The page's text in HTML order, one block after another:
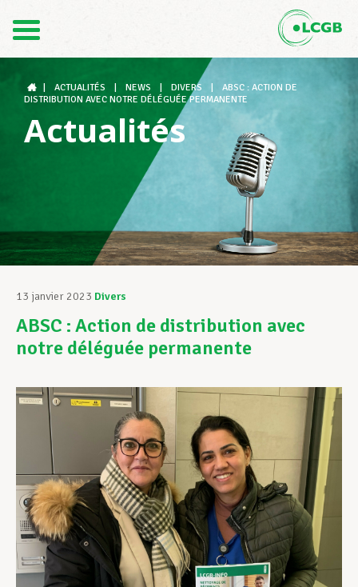
DE
Le LCGB
Structures syndicales
Assistance au Travail
Vos droits
Assistance en vie privée
Développement professionnel
Devenir Membre
ACTUALITÉS NEWS DIVERS
ABSC : ACTION DE
DISTRIBUTION AVEC NOTRE DÉLÉGUÉE PERMANENTE
Actualités
13 janvier 2023 Divers
ABSC : Action de distribution avec
notre déléguée permanente